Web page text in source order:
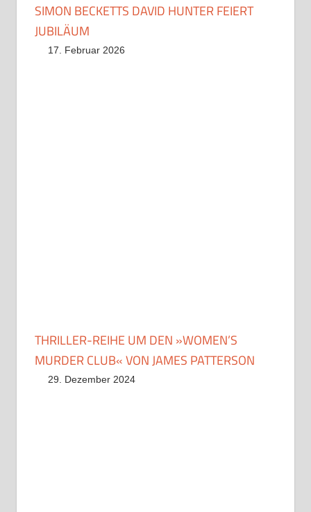
SIMON BECKETTS DAVID HUNTER FEIERT
JUBILÄUM
17. Februar 2026
THRILLER-REIHE UM DEN »WOMEN’S
MURDER CLUB« VON JAMES PATTERSON
29. Dezember 2024